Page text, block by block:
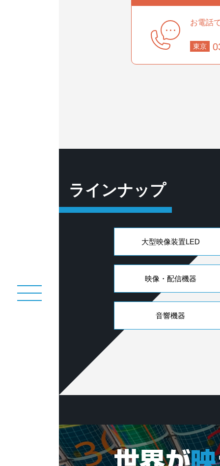
お電話
東京
ラインナップ
大型映像装置LED
映像・配信機器
音響機器